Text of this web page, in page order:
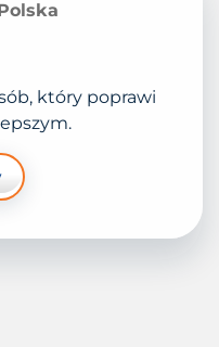
który poprawi